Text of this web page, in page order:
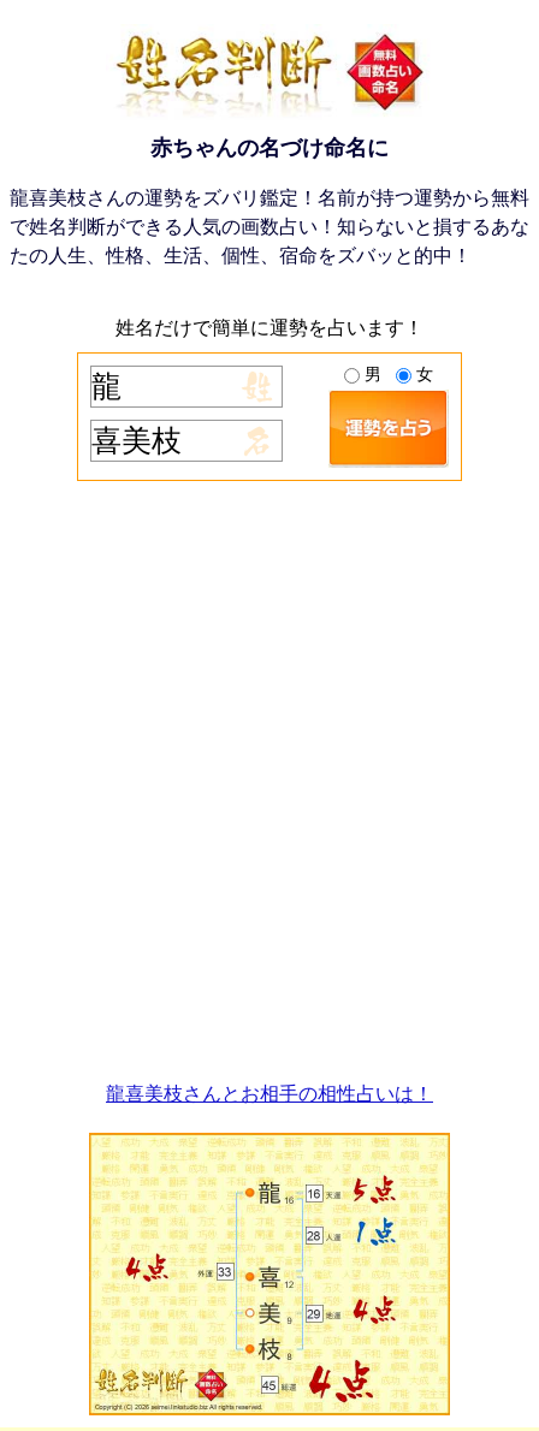
赤ちゃんの名づけ命名に
龍喜美枝さんの運勢をズバリ鑑定！名前が持つ運勢から無料
で姓名判断ができる人気の画数占い！知らないと損するあな
たの人生、性格、生活、個性、宿命をズバッと的中！
姓名だけで簡単に運勢を占います！
男 女
龍喜美枝さんとお相手の相性占いは！